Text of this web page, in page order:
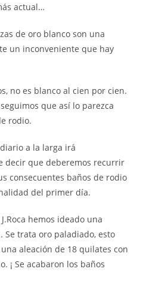
actual…
de oro blanco son una
un inconveniente que hay
no es blanco al cien por cien.
que así lo parezca
rodio.
a la larga irá
decir que deberemos recurrir
consecuentes baños de rodio
del primer día.
hemos ideado una
Se trata oro paladiado, esto
aleación de 18 quilates con
¡ Se acabaron los baños